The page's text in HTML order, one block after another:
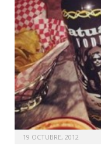
19 OCTUBRE, 2012